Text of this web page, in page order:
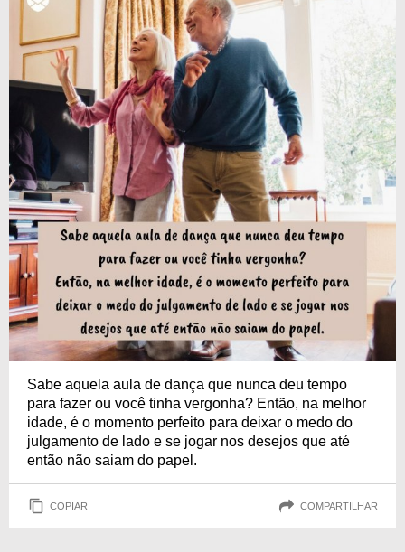
Sabe aquela aula de dança que nunca deu tempo
para fazer ou você tinha vergonha? Então, na melhor
idade, é o momento perfeito para deixar o medo do
julgamento de lado e se jogar nos desejos que até
então não saiam do papel.
COPIAR COMPARTILHAR